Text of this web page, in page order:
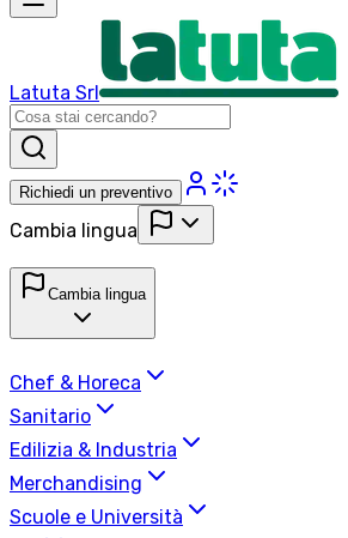
Latuta Srl
Richiedi un preventivo
Cambia lingua
Cambia lingua
Chef & Horeca
Sanitario
Edilizia & Industria
Merchandising
Scuole e Università